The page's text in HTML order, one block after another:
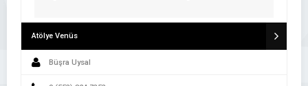
Atölye Venüs
Büşra Uysal